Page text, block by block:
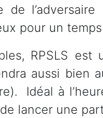
de
pour un
RPSLS
aussi bien
Idéal à
lancer une